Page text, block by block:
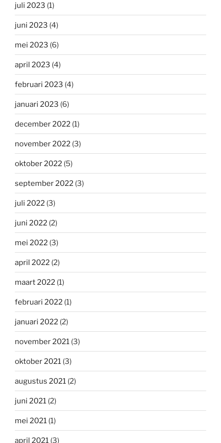
juli 2023 (1)
juni 2023 (4)
mei 2023 (6)
april 2023 (4)
februari 2023 (4)
januari 2023 (6)
december 2022 (1)
november 2022 (3)
oktober 2022 (5)
september 2022 (3)
juli 2022 (3)
juni 2022 (2)
mei 2022 (3)
april 2022 (2)
maart 2022 (1)
februari 2022 (1)
januari 2022 (2)
november 2021 (3)
oktober 2021 (3)
augustus 2021 (2)
juni 2021 (2)
mei 2021 (1)
april 2021 (3)